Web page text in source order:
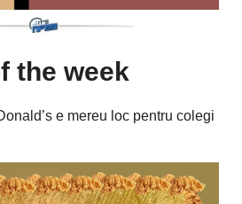
the week
e mereu loc pentru colegi